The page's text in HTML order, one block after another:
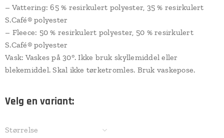
– Vattering: 65 % resirkulert polyester, 35 % resirkulert
S.Café® polyester
– Fleece: 50 % resirkulert polyester, 50 % resirkulert
S.Café® polyester
Vask: Vaskes på 30°. Ikke bruk skyllemiddel eller
blekemiddel. Skal ikke tørketromles. Bruk vaskepose.
Velg en variant:
Størrelse